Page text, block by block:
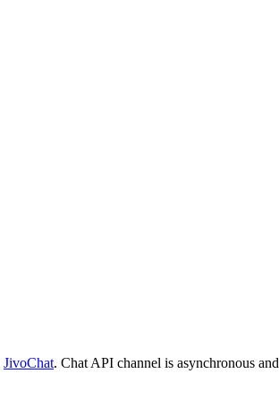
JivoChat. Chat API channel is asynchronous